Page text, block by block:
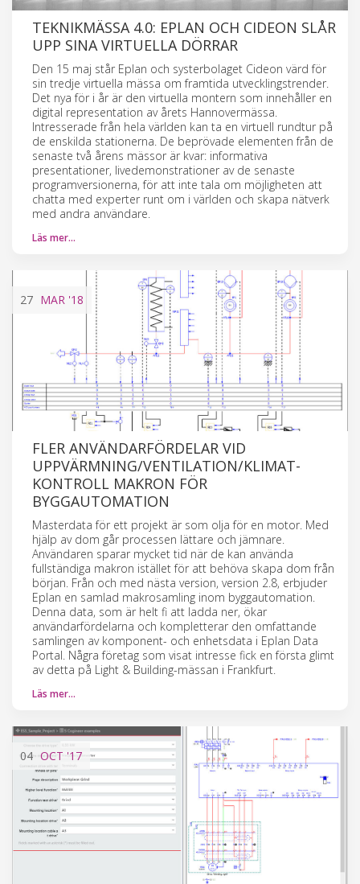
TEKNIKMÄSSA 4.0: EPLAN OCH CIDEON SLÅR
UPP SINA VIRTUELLA DÖRRAR
Den 15 maj står Eplan och systerbolaget Cideon värd för
sin tredje virtuella mässa om framtida utvecklingstrender.
Det nya för i år är den virtuella montern som innehåller en
digital representation av årets Hannovermässa.
Intresserade från hela världen kan ta en virtuell rundtur på
de enskilda stationerna. De beprövade elementen från de
senaste två årens mässor är kvar: informativa
presentationer, livedemonstrationer av de senaste
programversionerna, för att inte tala om möjligheten att
chatta med experter runt om i världen och skapa nätverk
med andra användare.
Läs mer…
27 MAR '18
FLER ANVÄNDARFÖRDELAR VID
UPPVÄRMNING/VENTILATION/KLIMAT-
KONTROLL MAKRON FÖR
BYGGAUTOMATION
Masterdata för ett projekt är som olja för en motor. Med
hjälp av dom går processen lättare och jämnare.
Användaren sparar mycket tid när de kan använda
fullständiga makron istället för att behöva skapa dom från
början. Från och med nästa version, version 2.8, erbjuder
Eplan en samlad makrosamling inom byggautomation.
Denna data, som är helt fi att ladda ner, ökar
användarfördelarna och kompletterar den omfattande
samlingen av komponent- och enhetsdata i Eplan Data
Portal. Några företag som visat intresse fick en första glimt
av detta på Light & Building-mässan i Frankfurt.
Läs mer…
04 OCT'17